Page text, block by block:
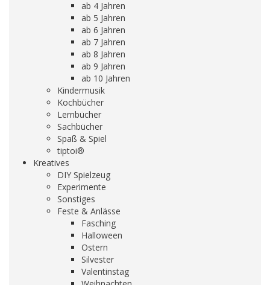
ab 4 Jahren
ab 5 Jahren
ab 6 Jahren
ab 7 Jahren
ab 8 Jahren
ab 9 Jahren
ab 10 Jahren
Kindermusik
Kochbücher
Lernbücher
Sachbücher
Spaß & Spiel
tiptoi®
Kreatives
DIY Spielzeug
Experimente
Sonstiges
Feste & Anlässe
Fasching
Halloween
Ostern
Silvester
Valentinstag